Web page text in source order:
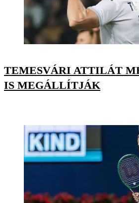
TEMESVÁRI ATTILÁT
IS MEGÁLLÍTJÁK